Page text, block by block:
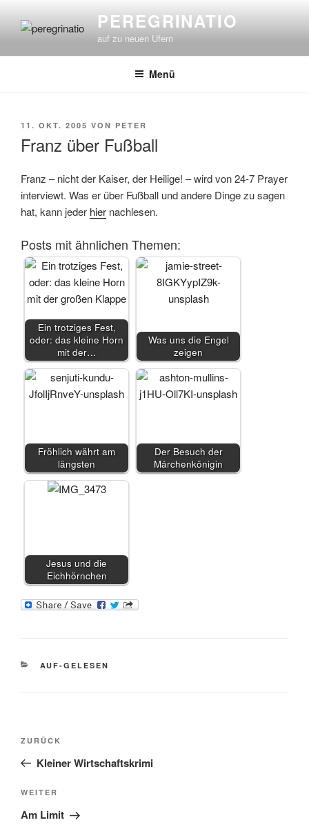
Inhalt
PEREGRINATIO
auf zu neuen Ufern
Menü
VERÖFFENTLICHT
11. OKT. 2005 VON PETER
Franz über Fußball
Franz – nicht der Kaiser, der Heilige! – wird von 24-7 Prayer
interviewt. Was er über Fußball und andere Dinge zu sagen
hat, kann jeder hier nachlesen.
Posts mit ähnlichen Themen:
Ein trotziges Fest,
oder: das kleine Horn
mit der…
Was uns die Engel
zeigen
Fröhlich währt am
längsten
Der Besuch der
Märchenkönigin
Jesus und die
Eichhörnchen
KATEGORIEN
AUF-GELESEN
Beitragsnavigation
Vorheriger
Beitrag
ZURÜCK
Kleiner Wirtschaftskrimi
Nächster
Beitrag
WEITER
Am Limit